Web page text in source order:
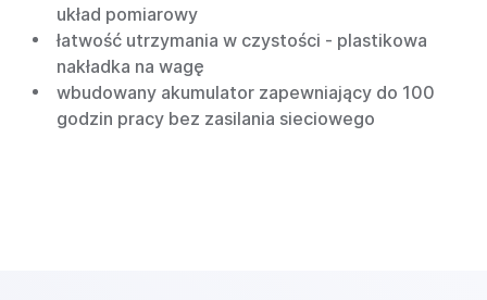
układ pomiarowy
łatwość utrzymania w czystości - plastikowa
nakładka na wagę
wbudowany akumulator zapewniający do 100
godzin pracy bez zasilania sieciowego